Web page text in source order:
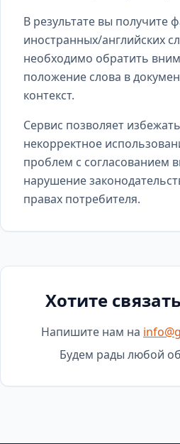
В результате вы получите
иностранных/английских
необходимо обратить
положение слова в
контекст.
Сервис позволяет
некорректное
проблем с согласованием
нарушение
правах потребителя.
Хотите
Напишите нам на
Будем рады любой